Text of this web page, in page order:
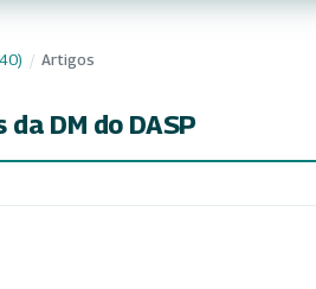
/ Artigos
DM do DASP